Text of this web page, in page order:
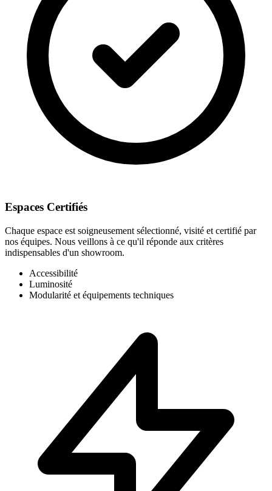
Espaces Certifiés
Chaque espace est soigneusement sélectionné, visité et certifié par
nos équipes. Nous veillons à ce qu'il réponde aux critères
indispensables d'un showroom.
Accessibilité
Luminosité
Modularité et équipements techniques